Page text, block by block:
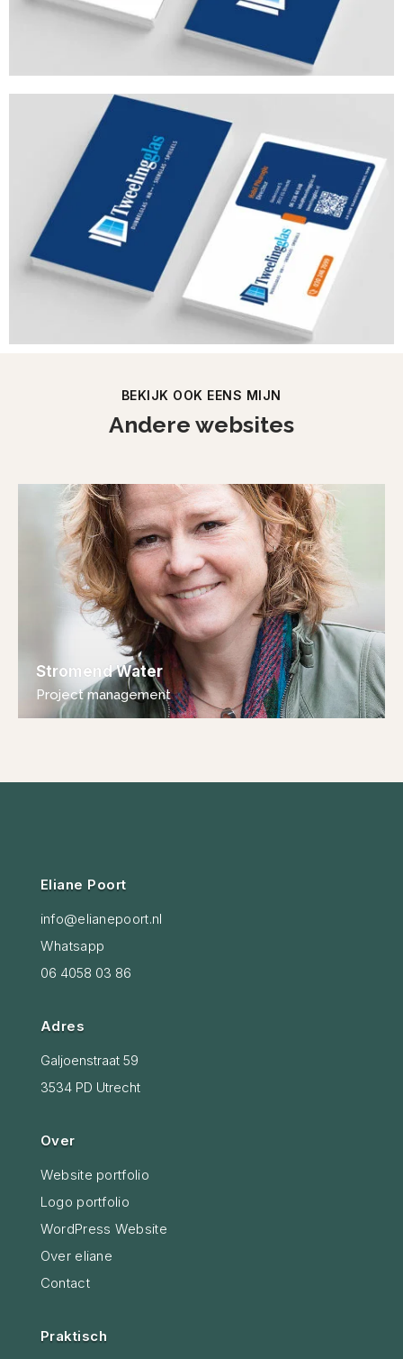
BEKIJK OOK EENS MIJN
Andere websites
Stromend Water
Project management
Eliane Poort
info@elianepoort.nl
Whatsapp
06 4058 03 86
Adres
Galjoenstraat 59
3534 PD Utrecht
Over
Website portfolio
Logo portfolio
WordPress Website
Over eliane
Contact
Praktisch